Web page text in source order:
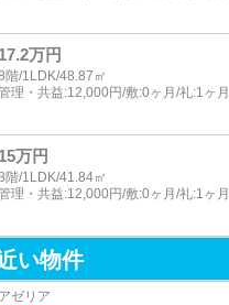
17.2万円
階/1LDK/48.87㎡
理・共益:12,000円/敷:0ヶ月/礼:1ヶ月
15万円
階/1LDK/41.84㎡
理・共益:12,000円/敷:0ヶ月/礼:1ヶ月
い物件
アゼリア